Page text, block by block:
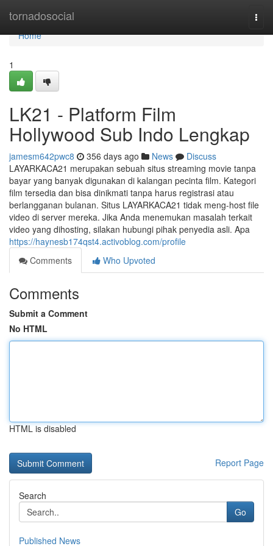
tornadosocial
Home
Home
1
LK21 - Platform Film
Hollywood Sub Indo Lengkap
jamesm642pwc8 356 days ago News
Discuss
LAYARKACA21 merupakan sebuah situs streaming movie tanpa
bayar yang banyak digunakan di kalangan pecinta film. Kategori
film tersedia dan bisa dinikmati tanpa harus registrasi atau
berlangganan bulanan. Situs LAYARKACA21 tidak meng-host file
video di server mereka. Jika Anda menemukan masalah terkait
video yang dihosting, silakan hubungi pihak penyedia asli. Apa
https://haynesb174qst4.activoblog.com/profile
Comments
Who Upvoted
Comments
Submit a Comment
No HTML
HTML is disabled
Report Page
Search
Go
Published News